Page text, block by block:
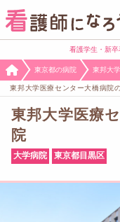
看護学生・新
東京都の病院 東邦大
東邦大学医療センター大橋病院
東邦大学医療
院
大学病院 東京都目黒区